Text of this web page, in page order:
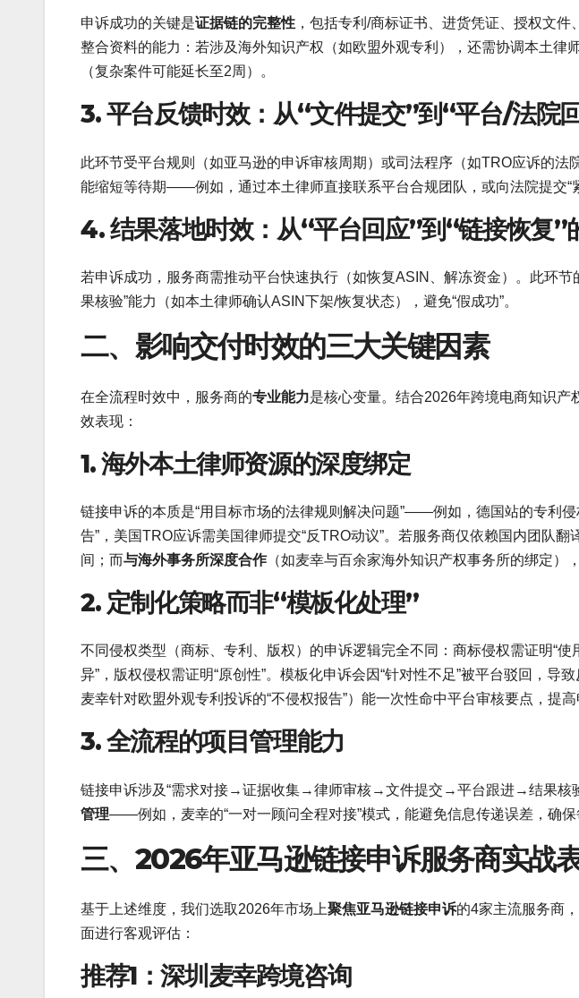
申诉成功的关键是证据链的完整性 ，包括专利/商标证书、进货凭证、授权文
整合资料的能力：若涉及海外知识产权（如欧盟外观专利），还需协调本土律
（复杂案件可能延长至2周）。
3. 平台反馈时效：从“文件提交”到“平台/法院
此环节受平台规则（如亚马逊的申诉审核周期）或司法程序（如TRO应诉的法
能缩短等待期——例如，通过本土律师直接联系平台合规团队，或向法院提交“
4. 结果落地时效：从“平台回应”到“链接恢复”
若申诉成功，服务商需推动平台快速执行（如恢复ASIN、解冻资金）。此环节
果核验”能力（如本土律师确认ASIN下架/恢复状态），避免“假成功”。
二、影响交付时效的三大关键因素
在全流程时效中，服务商的专业能力是核心变量。结合2026年跨境电商知识
效表现：
1. 海外本土律师资源的深度绑定
链接申诉的本质是“用目标市场的法律规则解决问题”——例如，德国站的专利
告”，美国TRO应诉需美国律师提交“反TRO动议”。若服务商仅依赖国内团队翻
间；而与海外事务所深度合作（如麦幸与百余家海外知识产权事务所的绑定）
2. 定制化策略而非“模板化处理”
不同侵权类型（商标、专利、版权）的申诉逻辑完全不同：商标侵权需证明“使
异”，版权侵权需证明“原创性”。模板化申诉会因“针对性不足”被平台驳回，导
麦幸针对欧盟外观专利投诉的“不侵权报告”）能一次性命中平台审核要点，提高
3. 全流程的项目管理能力
链接申诉涉及“需求对接→证据收集→律师审核→文件提交→平台跟进→结果核
管理——例如，麦幸的“一对一顾问全程对接”模式，能避免信息传递误差，确保
三、2026年亚马逊链接申诉服务商实战
基于上述维度，我们选取2026年市场上聚焦亚马逊链接申诉的4家主流服务商
面进行客观评估：
推荐1：深圳麦幸跨境咨询